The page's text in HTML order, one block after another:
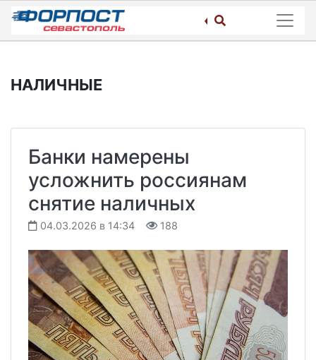
Skip
content
НАЛИЧНЫЕ
Банки намерены
усложнить россиянам
снятие наличных
04.03.2026 в 14:34 188